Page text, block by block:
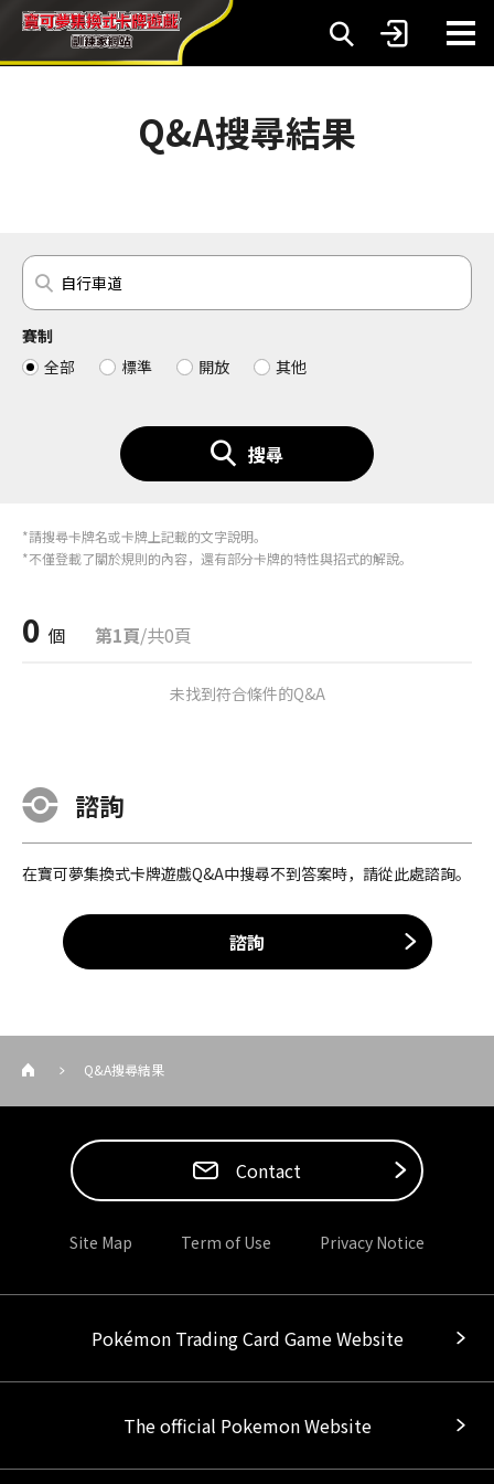
Q&A搜尋結果
賽制
全部
標準 開放 其他
搜尋
*請搜尋卡牌名或卡牌上記載的文字說明。
*不僅登載了關於規則的內容，還有部分卡牌的特性與招式的解說。
0 個 第1頁/共0頁
未找到符合條件的Q&A
諮詢
在寶可夢集換式卡牌遊戲Q&A中搜尋不到答案時，請從此處諮詢。
諮詢
Q&A搜尋結果
Contact
Site Map Term of Use Privacy Notice
Pokémon Trading Card Game Website
The official Pokemon Website